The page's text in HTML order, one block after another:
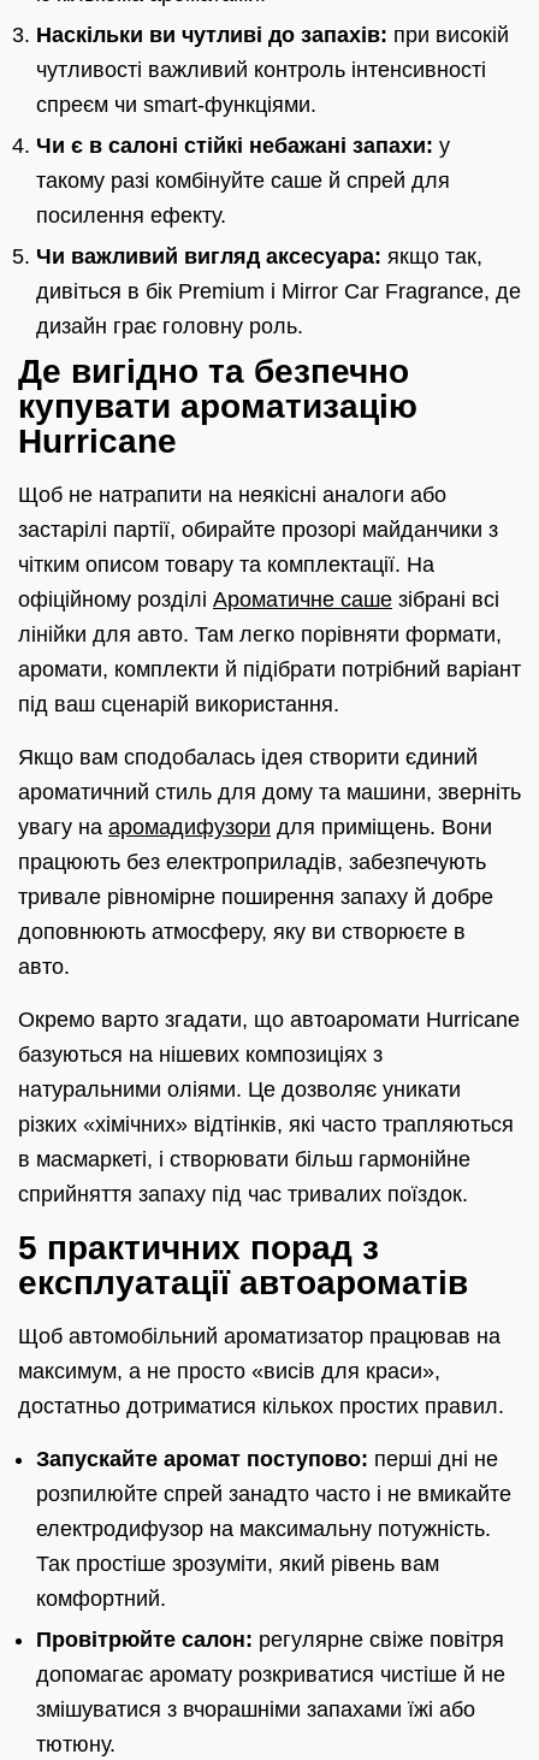
Наскільки ви чутливі до запахів: при високій
чутливості важливий контроль інтенсивності
спреєм чи smart-функціями.
Чи є в салоні стійкі небажані запахи: у
такому разі комбінуйте саше й спрей для
посилення ефекту.
Чи важливий вигляд аксесуара: якщо так,
дивіться в бік Premium і Mirror Car Fragrance, де
дизайн грає головну роль.
Де вигідно та безпечно
купувати ароматизацію
Hurricane
Щоб не натрапити на неякісні аналоги або
застарілі партії, обирайте прозорі майданчики з
чітким описом товару та комплектації. На
офіційному розділі Ароматичне саше зібрані всі
лінійки для авто. Там легко порівняти формати,
аромати, комплекти й підібрати потрібний варіант
під ваш сценарій використання.
Якщо вам сподобалась ідея створити єдиний
ароматичний стиль для дому та машини, зверніть
увагу на аромадифузори для приміщень. Вони
працюють без електроприладів, забезпечують
тривале рівномірне поширення запаху й добре
доповнюють атмосферу, яку ви створюєте в
авто.
Окремо варто згадати, що автоаромати Hurricane
базуються на нішевих композиціях з
натуральними оліями. Це дозволяє уникати
різких «хімічних» відтінків, які часто трапляються
в масмаркеті, і створювати більш гармонійне
сприйняття запаху під час тривалих поїздок.
5 практичних порад з
експлуатації автоароматів
Щоб автомобільний ароматизатор працював на
максимум, а не просто «висів для краси»,
достатньо дотриматися кількох простих правил.
Запускайте аромат поступово: перші дні не
розпилюйте спрей занадто часто і не вмикайте
електродифузор на максимальну потужність.
Так простіше зрозуміти, який рівень вам
комфортний.
Провітрюйте салон: регулярне свіже повітря
допомагає аромату розкриватися чистіше й не
змішуватися з вчорашніми запахами їжі або
тютюну.